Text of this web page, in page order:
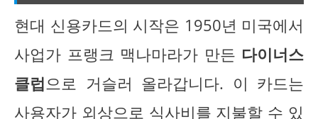
현대 신용카드의 시작은 1950년 미국에서
사업가 프랭크 맥나마라가 만든 다이너스
클럽으로 거슬러 올라갑니다. 이 카드는
사용자가 외상으로 식사비를 지불할 수 있